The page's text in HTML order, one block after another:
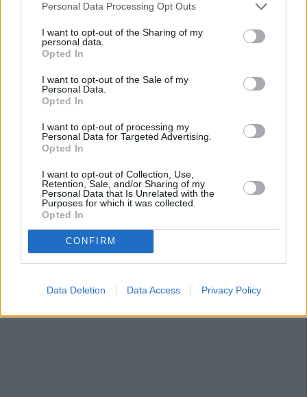
Personal Data Processing Opt Outs
I want to opt-out of the Sharing of my
personal data.
Opted In
I want to opt-out of the Sale of my
Personal Data.
Opted In
I want to opt-out of processing my
Personal Data for Targeted Advertising.
Opted In
I want to opt-out of Collection, Use,
Retention, Sale, and/or Sharing of my
Personal Data that Is Unrelated with the
Purposes for which it was collected.
Opted In
CONFIRM
Data Deletion Data Access Privacy Policy